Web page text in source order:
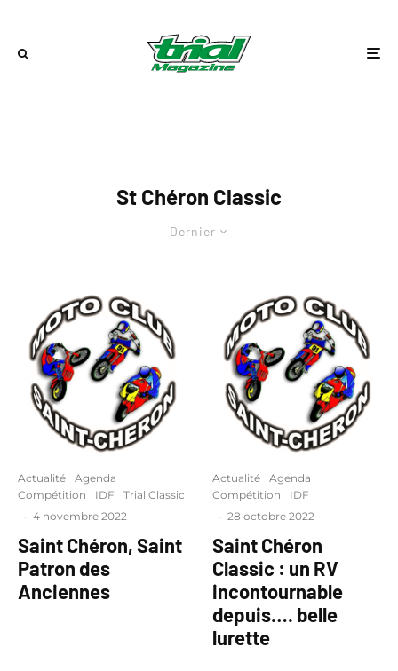
St Chéron Classic
Dernier
Actualité
Agenda
Compétition
IDF
Trial Classic
· 4 novembre 2022
Saint Chéron, Saint
Patron des
Anciennes
Actualité
Agenda
Compétition
IDF
· 28 octobre 2022
Saint Chéron
Classic : un RV
incontournable
depuis…. belle
lurette